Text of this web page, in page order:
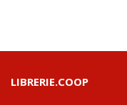
LIBRERIE.COOP